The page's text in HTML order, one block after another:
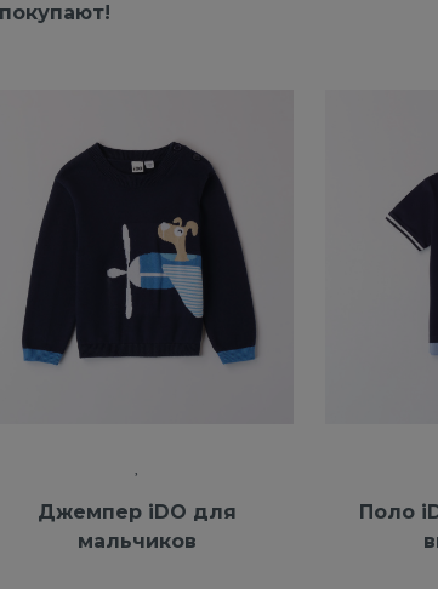
Джемпер iDO для
мальчиков
Поло